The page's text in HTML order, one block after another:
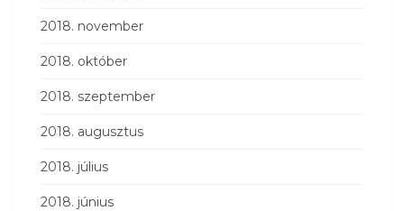
2018. november
2018. október
2018. szeptember
2018. augusztus
2018. július
2018. június